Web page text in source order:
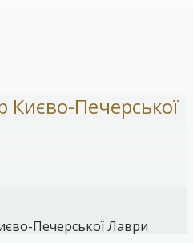
Києво-Печерської
Печерської Лаври